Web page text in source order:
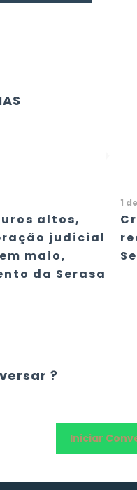
altos,
judicial
maio,
da Serasa
1
?
Iniciar